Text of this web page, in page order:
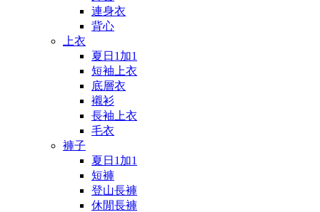
連身衣
背心
上衣
夏日1加1
短袖上衣
底層衣
襯衫
長袖上衣
毛衣
褲子
夏日1加1
短褲
登山長褲
休閒長褲